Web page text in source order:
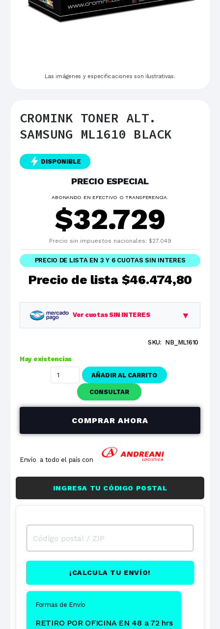
Las imágenes y especificaciones son ilustrativas.
CROMINK TONER ALT.
SAMSUNG ML1610 BLACK
DISPONIBLE
PRECIO ESPECIAL
ABONANDO EN EFECTIVO O TRANSFERENCIA.
$32.729
Precio sin impuestos nacionales: $27.049
PRECIO DE LISTA EN 3 Y 6 CUOTAS SIN INTERES
Precio de lista $46.474,80
Ver cuotas SIN INTERES ▼
Total
1 cuotas
3 cuotas $15.491,60 $46.474,80
$7.745,80
SKU: NB_ML1610
Hay existencias
AÑADIR AL CARRITO
CONSULTAR
COMPRAR AHORA
Envío a todo el país con
INGRESA TU CÓDIGO POSTAL
¡CALCULA TU ENVÍO!
Formas de Envío
RETIRO POR OFICINA EN 48 a 72 hrs